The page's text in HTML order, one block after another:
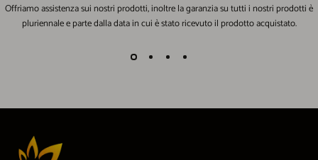
Offriamo assistenza sui nostri prodotti, inoltre la garanzia su tutti i nostri prodotti è
pluriennale e parte dalla data in cui è stato ricevuto il prodotto acquistato.
EcoWorld-Shop